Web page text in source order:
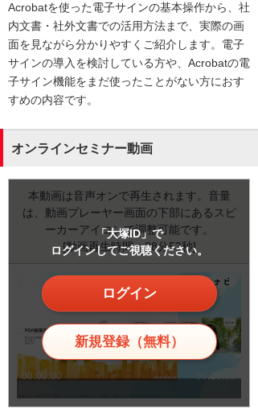
Acrobatを使った電子サインの基本操作から、社
内文書・社外文書での活用方法まで、実際の画
面を見ながら分かりやすくご紹介します。電子
サインの導入を検討している方や、Acrobatの電
子サイン機能をまだ使ったことがない方におす
すめの内容です。
オンラインセミナー動画
本動画は音声オンで再生されます。音量
は、動画プレーヤー画面の下部にあるスピ
ーカーアイコンで調整可能です。
[動画再生時間：28分53秒]
「大塚ID」で
ログインしてご視聴ください。
ログイン
新規登録（無料）